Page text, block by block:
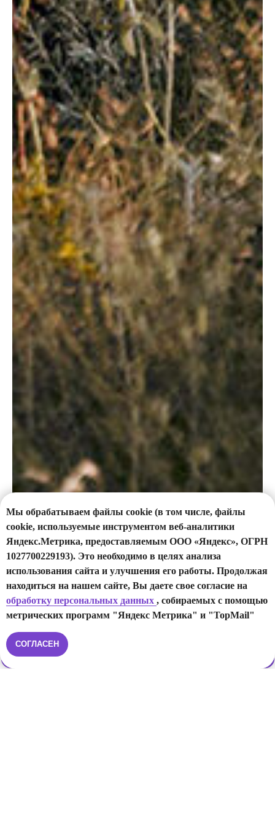
Отзывы о враче
Стаж 8 лет
Хирург, онколог
Подробнее
Записаться
Отзывы о враче
Стаж 11 лет
Хирург, онколог
Чекалин
Кирилл
Викторович
Подробнее
Записаться
ХИРУРГИЯ, ОНКОЛОГИЯ
Отзывы о враче
Кагачев
Павел
Николаевич
Подробнее
Мы обрабатываем файлы cookie (в том числе, файлы
cookie, используемые инструментом веб-аналитики
Яндекс.Метрика, предоставляемым ООО «Яндекс», ОГРН
1027700229193). Это необходимо в целях анализа
использования сайта и улучшения его работы. Продолжая
находиться на нашем сайте, Вы даете свое согласие на
обработку персональных данных , собираемых с помощью
метрических программ "Яндекс Метрика" и "TopMail"
СОГЛАСЕН